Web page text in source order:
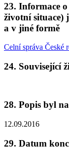
23. Informace
životní situace)
a v jiné formě
Celní správa České
24. Související
28. Popis byl
12.09.2016
29. Datum